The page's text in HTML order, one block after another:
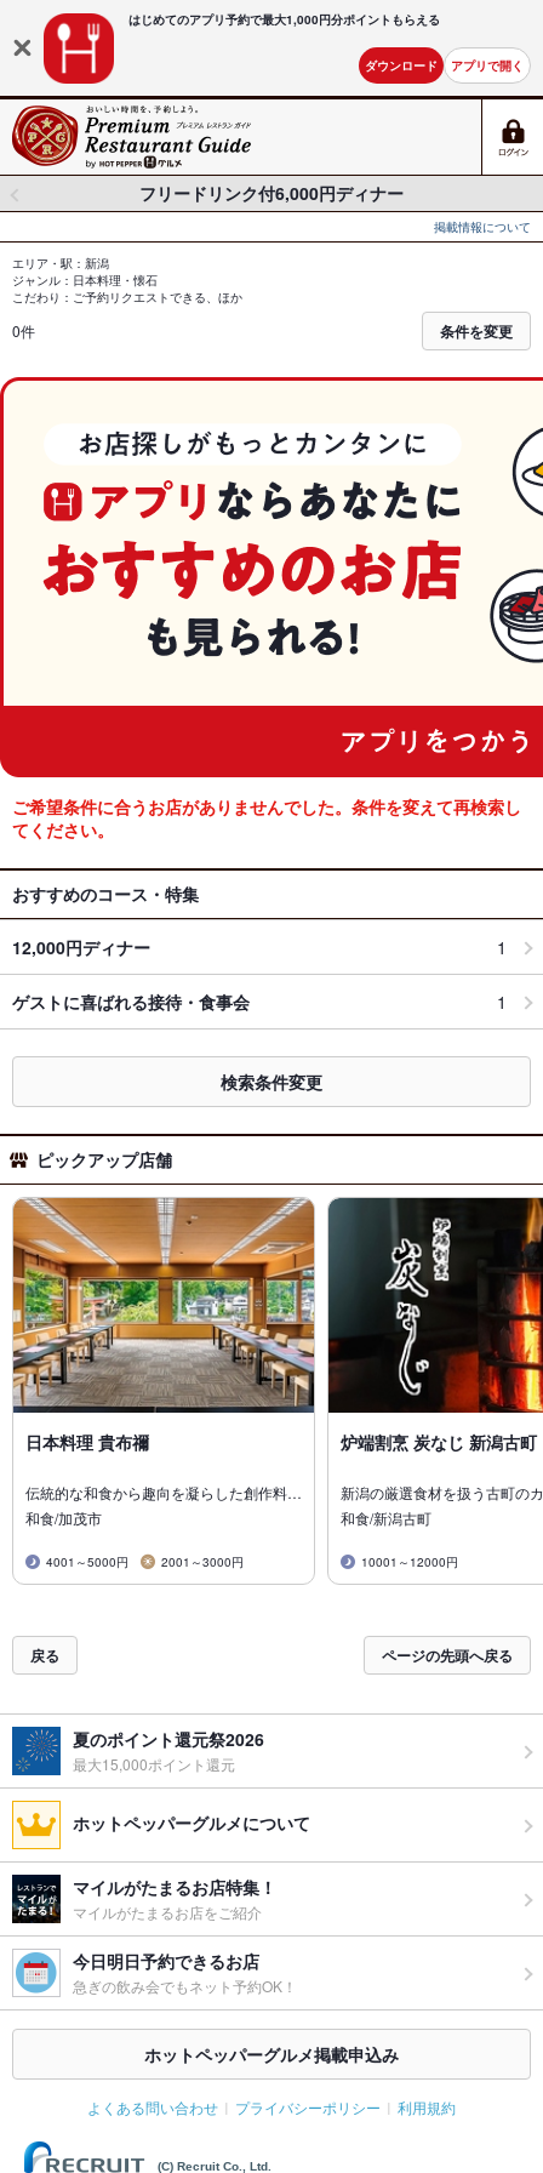
はじめてのアプリ予約で最大1,000円分ポイントもらえる
ダウンロード アプリで開く
フリードリンク付6,000円ディナー
掲載情報について
エリア・駅：新潟
ジャンル：日本料理・懐石
こだわり：ご予約リクエストできる、ほか
0件 条件を変更
ご希望条件に合うお店がありませんでした。条件を変えて再検索し
てください。
おすすめのコース・特集
12,000円ディナー 1
ゲストに喜ばれる接待・食事会 1
検索条件変更
ピックアップ店舗
日本料理 貴布禰
伝統的な和食から趣向を凝らした創作料…
和食/加茂市
4001～5000円 2001～3000円
炉端割烹 炭なじ 新潟古町
新潟の厳選食材を扱う古町の
和食/新潟古町
10001～12000円
戻る ページの先頭へ戻る
夏のポイント還元祭2026
最大15,000ポイント還元
ホットペッパーグルメについて
マイルがたまるお店特集！
マイルがたまるお店をご紹介
今日明日予約できるお店
急ぎの飲み会でもネット予約OK！
ホットペッパーグルメ掲載申込み
よくある問い合わせ プライバシーポリシー 利用規約
(C) Recruit Co., Ltd.